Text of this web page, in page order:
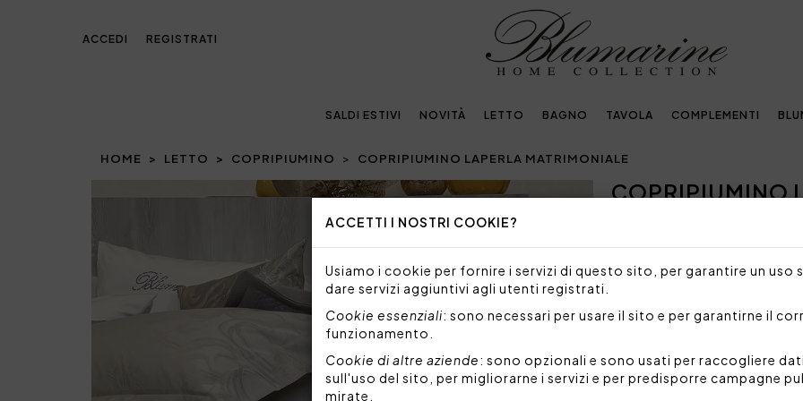
ACCETTI I NOSTRI COOKIE?
Usiamo i cookie per fornire i servizi di questo sito, per garantire un uso
dare servizi aggiuntivi agli utenti registrati.
Cookie essenziali: sono necessari per usare il sito e per garantirne il
funzionamento.
Cookie di altre aziende: sono opzionali e sono usati per raccogliere
sull'uso del sito, per migliorarne i servizi e per predisporre campagne
mirate.
ACCEDI REGISTRATI
SALDI ESTIVI NOVITÀ LETTO BAGNO TAVOLA COMPLEMENTI
HOME LETTO COPRIPIUMINO COPRIPIUMINO LAPERLA MATRIMONIALE
NextCOPRIPIUMINO
Completo copripiumino
sacca sopra in fiandra e
3 volani con parte
sotto in raso di cotone tinta
1 sacca copripiumino
2 federe a 3 volani